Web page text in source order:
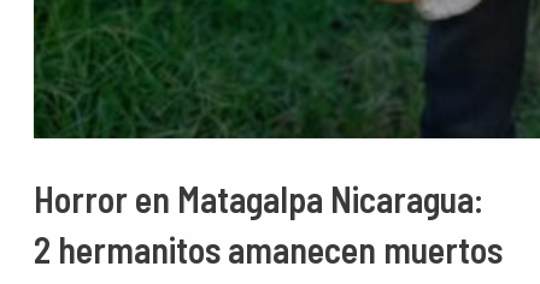
Horror en Matagalpa Nicaragua:
2 hermanitos amanecen muertos